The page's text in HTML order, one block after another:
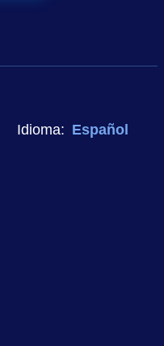
Idioma: Español